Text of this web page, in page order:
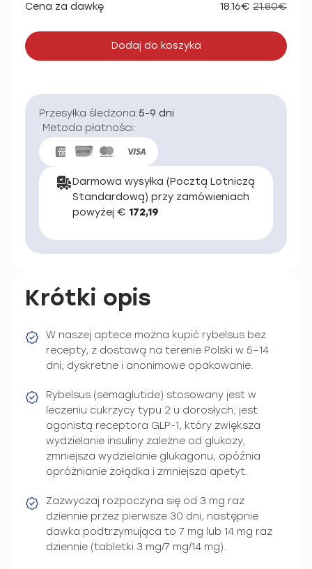
Cena za dawkę 18.16€ 21.80€
Dodaj do koszyka
Przesyłka śledzona:5-9 dni
Metoda płatności:
Darmowa wysyłka (Pocztą Lotniczą
Standardową) przy zamówieniach
powyżej € 172,19
Krótki opis
W naszej aptece można kupić rybelsus bez
recepty, z dostawą na terenie Polski w 5–14
dni; dyskretne i anonimowe opakowanie.
Rybelsus (semaglutide) stosowany jest w
leczeniu cukrzycy typu 2 u dorosłych; jest
agonistą receptora GLP-1, który zwiększa
wydzielanie insuliny zależne od glukozy,
zmniejsza wydzielanie glukagonu, opóźnia
opróżnianie żołądka i zmniejsza apetyt.
Zazwyczaj rozpoczyna się od 3 mg raz
dziennie przez pierwsze 30 dni, następnie
dawka podtrzymująca to 7 mg lub 14 mg raz
dziennie (tabletki 3 mg/7 mg/14 mg).